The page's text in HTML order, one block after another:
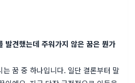
발견했는데 주워가지 않은 꿈은 뭔가
는 꿈 중 하나입니다. 일단 결론부터 말